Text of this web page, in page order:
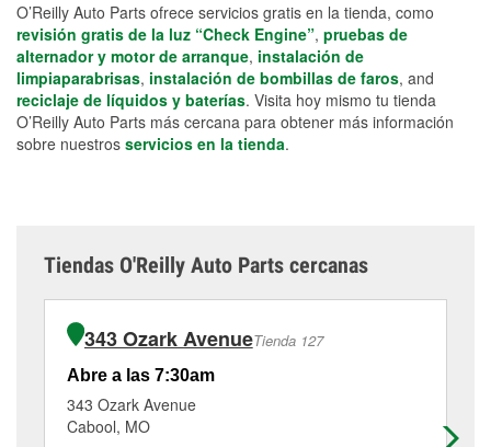
O’Reilly Auto Parts ofrece servicios gratis en la tienda, como
revisión gratis de la luz “Check Engine”, pruebas de
alternador y motor de arranque, instalación de
limpiaparabrisas, instalación de bombillas de faros, and
reciclaje de líquidos y baterías. Visita hoy mismo tu tienda
O’Reilly Auto Parts más cercana para obtener más información
sobre nuestros servicios en la tienda.
Tiendas O'Reilly Auto Parts cercanas
343 Ozark AvenueTienda 127
Abre a las 7:30am
343 Ozark Avenue
Cabool, MO